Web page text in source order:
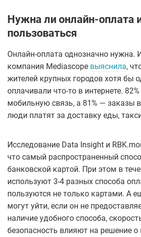
Нужна ли онлайн-оплата
пользоваться
Онлайн-оплата однозначно нужна.
компания Mediascope выяснила,
жителей крупных городов хотя бы
оплачивали что-то в интернете.
мобильную связь, а 81% — заказы
люди платят за доставку еды,
Исследование Data Insight и
что самый распространенный
банковской картой. При этом в
используют 3-4 разных способа
пользуются не только картами. А
могут уйти, если он не
наличие удобного способа,
безопасность влияют на решение